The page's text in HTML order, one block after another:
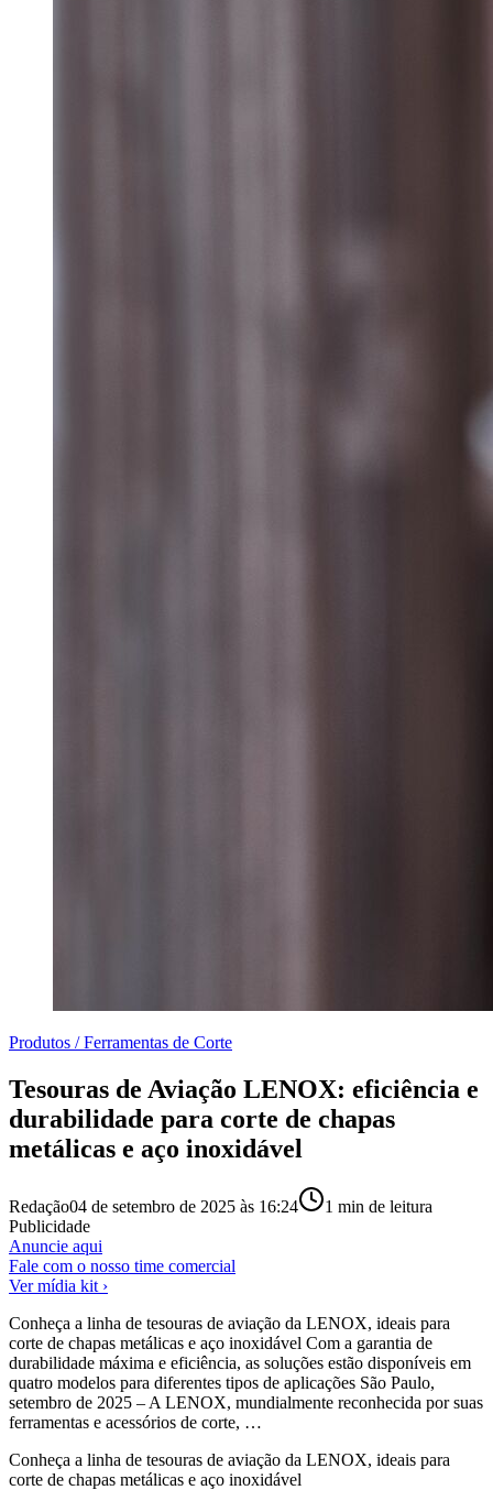
Produtos / Ferramentas de Corte
Tesouras de Aviação LENOX: eficiência e
durabilidade para corte de chapas
metálicas e aço inoxidável
Redação04 de setembro de 2025 às 16:24 1 min de leitura
Publicidade
Anuncie aqui
Fale com o nosso time comercial
Ver mídia kit ›
Conheça a linha de tesouras de aviação da LENOX, ideais para
corte de chapas metálicas e aço inoxidável Com a garantia de
durabilidade máxima e eficiência, as soluções estão disponíveis em
quatro modelos para diferentes tipos de aplicações São Paulo,
setembro de 2025 – A LENOX, mundialmente reconhecida por suas
ferramentas e acessórios de corte, …
Conheça a linha de tesouras de aviação da LENOX, ideais para
corte de chapas metálicas e aço inoxidável